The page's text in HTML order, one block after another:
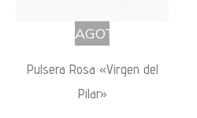
AGOTADO
Pulsera Rosa «Virgen del
Pilar»